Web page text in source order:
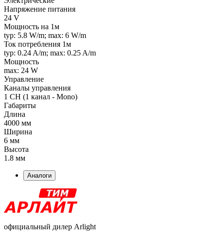
Напряжение питания
24 V
Мощность на 1м
typ: 5.8 W/m; max: 6 W/m
Ток потребления 1м
typ: 0.24 A/m; max: 0.25 A/m
Мощность
max: 24 W
Управление
Каналы управления
1 CH (1 канал - Mono)
Габариты
Длина
4000 мм
Ширина
6 мм
Высота
1.8 мм
Аналоги
официальный дилер Arlight